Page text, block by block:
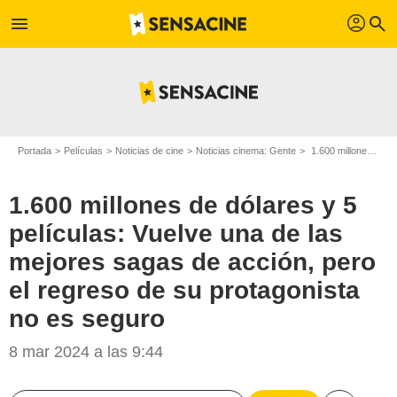
menu profil search
Portada Películas Noticias de cine Noticias cinema: Gente 1.600 millones de dólares y 5 películas: Vuelve una de las mejores sagas de acción, pero el regreso de su protagonista no es seguro
1.600 millones de dólares y 5
películas: Vuelve una de las
mejores sagas de acción, pero
el regreso de su protagonista
no es seguro
8 mar 2024 a las 9:44